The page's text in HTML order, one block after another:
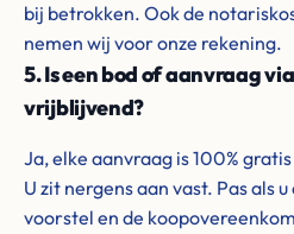
bij betrokken. Ook de
nemen wij voor onze rekening.
5. Is een bod of aanvraag
vrijblijvend?
Ja, elke aanvraag is 100%
U zit nergens aan vast. Pas als
voorstel en de